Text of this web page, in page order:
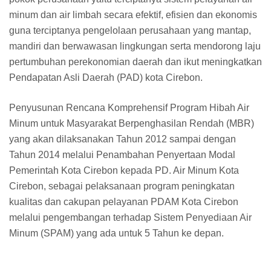
minum dan air limbah secara efektif, efisien dan ekonomis
guna terciptanya pengelolaan perusahaan yang mantap,
mandiri dan berwawasan lingkungan serta mendorong laju
pertumbuhan perekonomian daerah dan ikut meningkatkan
Pendapatan Asli Daerah (PAD) kota Cirebon.
Penyusunan Rencana Komprehensif Program Hibah Air
Minum untuk Masyarakat Berpenghasilan Rendah (MBR)
yang akan dilaksanakan Tahun 2012 sampai dengan
Tahun 2014 melalui Penambahan Penyertaan Modal
Pemerintah Kota Cirebon kepada PD. Air Minum Kota
Cirebon, sebagai pelaksanaan program peningkatan
kualitas dan cakupan pelayanan PDAM Kota Cirebon
melalui pengembangan terhadap Sistem Penyediaan Air
Minum (SPAM) yang ada untuk 5 Tahun ke depan.